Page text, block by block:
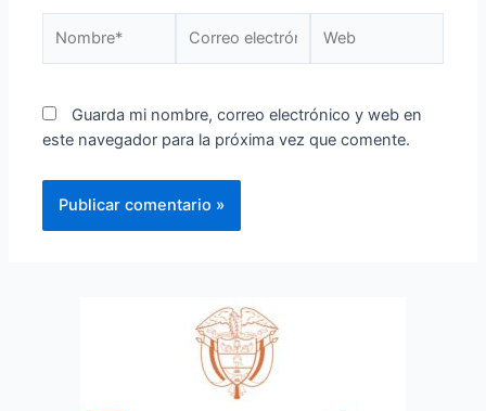
Guarda mi nombre, correo electrónico y web en
este navegador para la próxima vez que comente.